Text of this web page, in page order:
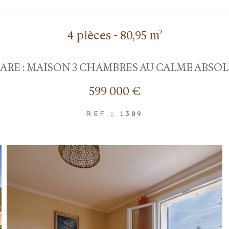
4 pièces - 80,95 m²
: MAISON 3 CHAMBRES AU CALME
599 000 €
REF : 1389